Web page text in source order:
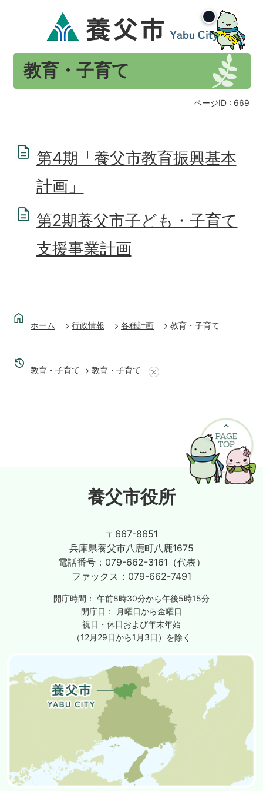
教育・子育て
ページID : 669
第4期「養父市教育振興基本
計画」
第2期養父市子ども・子育て
支援事業計画
ホーム 行政情報 各種計画 教育・子育て
教育・子育て 教育・子育て
養父市役所
〒667-8651
兵庫県養父市八鹿町八鹿1675
電話番号： 079-662-3161（代表）
ファックス： 079-662-7491
開庁時間： 午前8時30分から午後5時15分
開庁日：
月曜日から金曜日
祝日・休日および年末年始
（12月29日から1月3日）を除く